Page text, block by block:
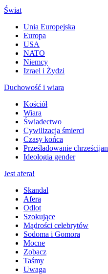
Świat
Unia Europejska
Europa
USA
NATO
Niemcy
Izrael i Żydzi
Duchowość i wiara
Kościół
Wiara
Świadectwo
Cywilizacja śmierci
Czasy końca
Prześladowanie chrześcijan
Ideologia gender
Jest afera!
Skandal
Afera
Odlot
Szokujące
Mądrości celebrytów
Sodoma i Gomora
Mocne
Zobacz
Taśmy
Uwaga